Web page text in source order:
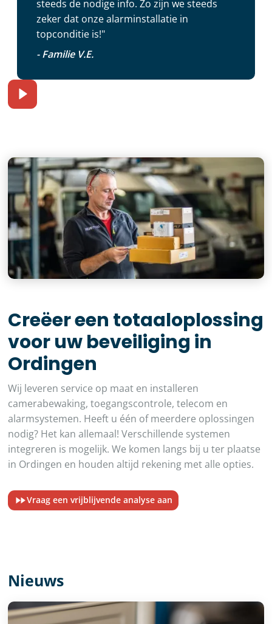
steeds de nodige info. Zo zijn we steeds
zeker dat onze alarminstallatie in
topconditie is!"
- Familie V.E.
Creëer een totaaloplossing
voor uw beveiliging in
Ordingen
Wij leveren service op maat en installeren
camerabewaking, toegangscontrole, telecom en
alarmsystemen. Heeft u één of meerdere oplossingen
nodig? Het kan allemaal! Verschillende systemen
integreren is mogelijk. We komen langs bij u ter plaatse
in Ordingen en houden altijd rekening met alle opties.
Vraag een vrijblijvende analyse aan
Nieuws